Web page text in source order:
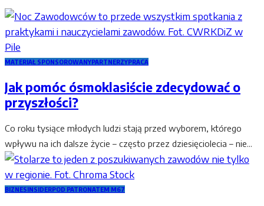
MATERIAŁ SPONSOROWANYPARTNERZYPRACA
Jak pomóc ósmoklasiście zdecydować o
przyszłości?
Co roku tysiące młodych ludzi stają przed wyborem, którego
wpływu na ich dalsze życie – często przez dziesięciolecia – nie...
BIZNESINSIDERPOD PATRONATEM M67